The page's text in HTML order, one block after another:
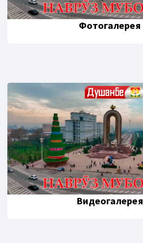
Фотогалерея
Видеогалерея